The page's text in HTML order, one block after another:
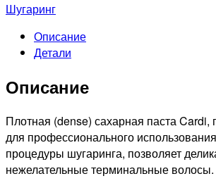
Сахарная
Плотная
(Dense)
№9444
Шугаринг
Описание
Детали
Описание
Плотная (dense) сахарная паста Cardi,
для профессионального
процедуры шугаринга, позволяет
нежелательные терминальные волосы.